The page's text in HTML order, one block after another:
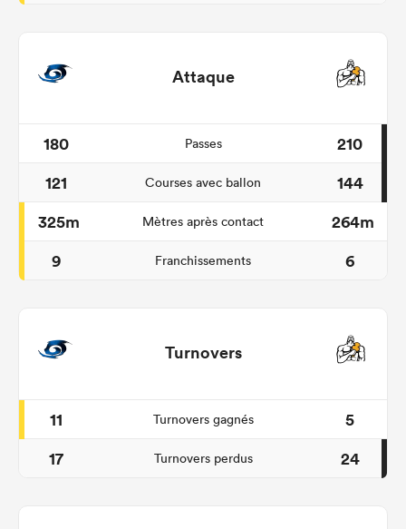
Attaque
180 Passes
210
121
Courses avec ballon
144
325m
Mètres après contact
264m
9
Franchissements 6
Turnovers
11 Turnovers gagnés
5
17
Turnovers perdus 24